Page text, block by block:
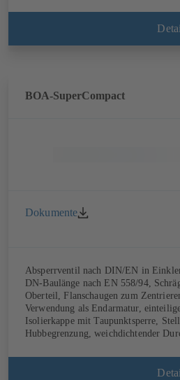
BOA-SuperCompact
Dokumente
Absperrventil nach DIN/EN in
DN-Baulänge nach EN 558/94,
Oberteil, Flanschaugen zum
Verwendung als Endarmatur,
Isolierkappe mit Taupunktsperre,
Hubbegrenzung, weichdichtender